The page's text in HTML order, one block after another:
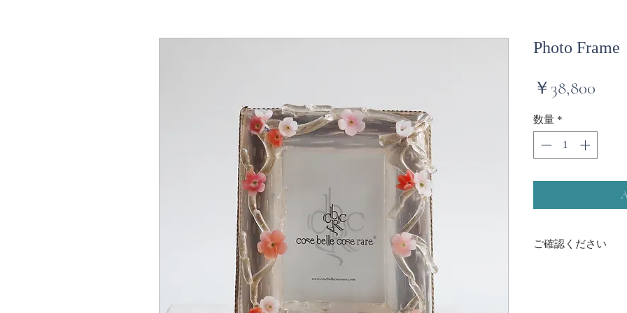
Photo Frame
￥38,800
数量 *
ご確認ください